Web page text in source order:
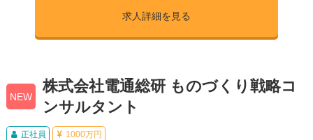
求人詳細を見る
NEW
株式会社電通総研 ものづくり戦略コ
ンサルタント
正社員 1000万円